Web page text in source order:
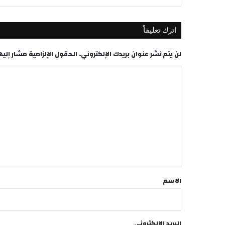
اترك تعليقاً
لن يتم نشر عنوان بريدك الإلكتروني. الحقول الإلزامية مشار
*
الاسم